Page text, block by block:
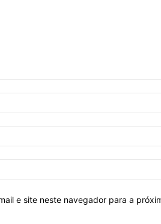
e site neste navegador para a